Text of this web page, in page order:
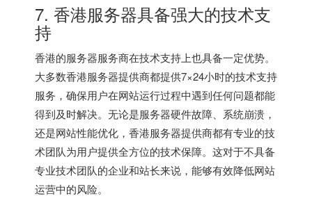
7. 香港服务器具备强大的技术支
持
香港的服务器服务商在技术支持上也具备一定优势。
大多数香港服务器提供商都提供7×24小时的技术支持
服务，确保用户在网站运行过程中遇到任何问题都能
得到及时解决。无论是服务器硬件故障、系统崩溃，
还是网站性能优化，香港服务器提供商都有专业的技
术团队为用户提供全方位的技术保障。这对于不具备
专业技术团队的企业和站长来说，能够有效降低网站
运营中的风险。